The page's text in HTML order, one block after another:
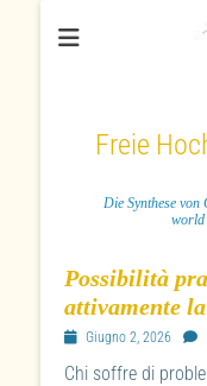
Freie
Die Synthese von
world
Possibilità
attivamente
PostedGiugno 2, 2026
Chi soffre di